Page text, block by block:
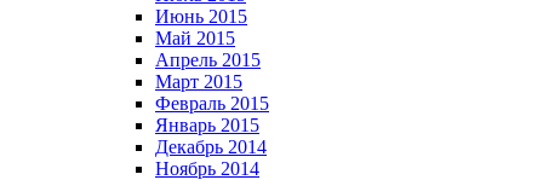
Июнь 2015
Май 2015
Апрель 2015
Март 2015
Февраль 2015
Январь 2015
Декабрь 2014
Ноябрь 2014